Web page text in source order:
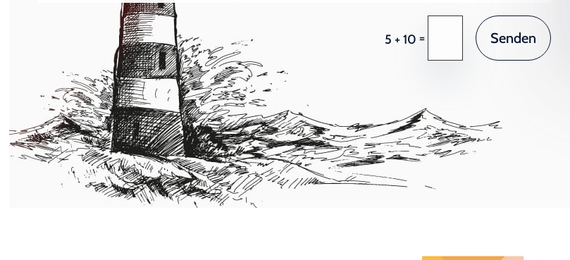
5 + 10 = Senden